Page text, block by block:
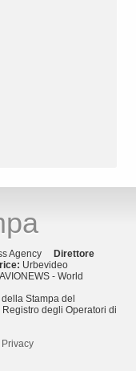
Agency
Direttore
Urbevideo
AVIONEWS - World
Stampa del
degli Operatori di
Privacy